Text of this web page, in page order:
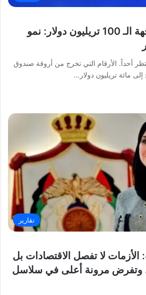
غورغييفا في مواجهة الـ 100 تريليون دولار: نمو
أحداً. الأرقام التي تخرج من أروقة صندوق
مائة تريليون دولار…
تقارير
لا تفصل الاقتصادات بل
وتفرض مرونة أعلى في سلاسل